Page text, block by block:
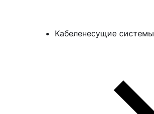
Кабеленесущие системы